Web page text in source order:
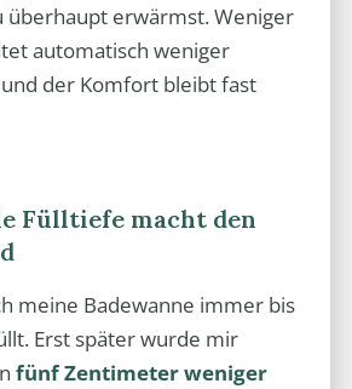
überhaupt erwärmst. Weniger
automatisch weniger
der Komfort bleibt fast
Fülltiefe macht den
meine Badewanne immer bis
Erst später wurde mir
fünf Zentimeter weniger